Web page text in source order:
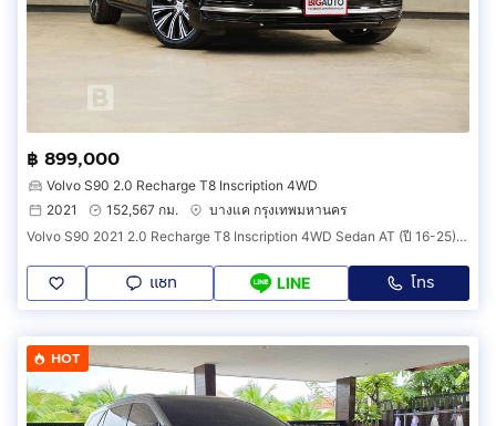
฿ 899,000
Volvo S90 2.0 Recharge T8 Inscription 4WD
2021
152,567 กม.
บางแค กรุงเทพมหานคร
Volvo S90 2021 2.0 Recharge T8 Inscription 4WD Sedan AT (ปี 16-25) B1964
แชท LINE โทร
HOT